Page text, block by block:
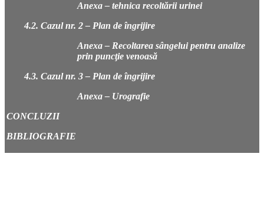
Anexa – tehnica recoltării urinei
4.2. Cazul nr. 2 – Plan de îngrijire
Anexa – Recoltarea sângelui pentru analize
prin puncţie venoasă
4.3. Cazul nr. 3 – Plan de îngrijire
Anexa – Urografie
CONCLUZII
BIBLIOGRAFIE